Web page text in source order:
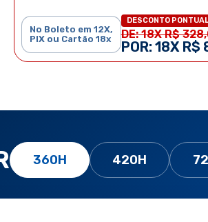
No Boleto em 12X,
PIX ou Cartão 18x
DESCONTO
DE: 18X R$
POR: 18X
360H 420H